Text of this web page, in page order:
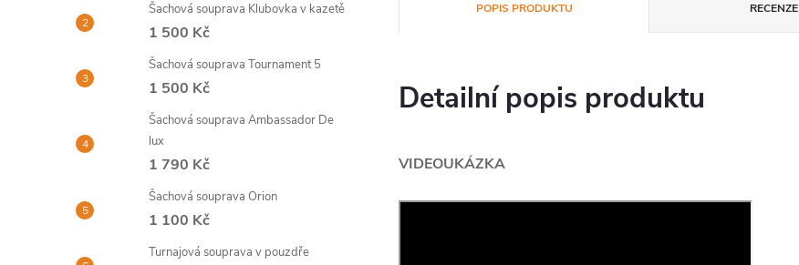
Šachová souprava Klubovka v kazetě
1 500 Kč
Šachová souprava Tournament 5
1 500 Kč
Šachová souprava Ambassador De
lux
1 790 Kč
Šachová souprava Orion
1 100 Kč
Turnajová souprava v pouzdře
POPIS PRODUKTU RECENZE
Detailní popis produktu
VIDEOUKÁZKA